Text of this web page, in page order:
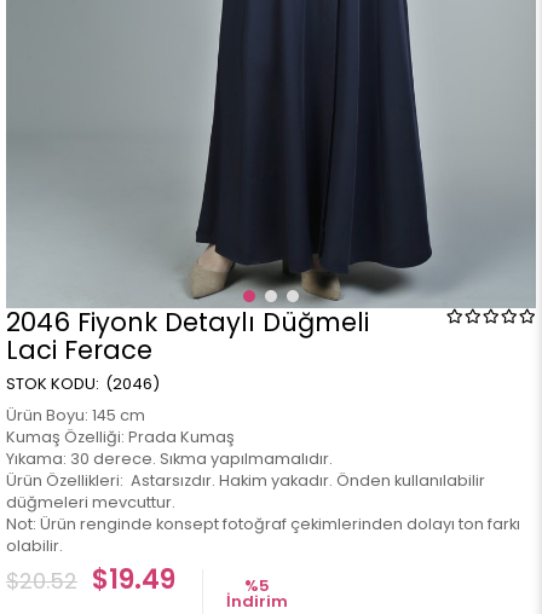
2046 Fiyonk Detaylı Düğmeli
Laci Ferace
(2046)
Ürün Boyu: 145 cm
Kumaş Özelliği: Prada Kumaş
Yıkama: 30 derece. Sıkma yapılmamalıdır.
Ürün Özellikleri: Astarsızdır. Hakim yakadır. Önden kullanılabilir
düğmeleri mevcuttur.
Not: Ürün renginde konsept fotoğraf çekimlerinden dolayı ton farkı
olabilir.
$20.52 $19.49 %5
İndirim